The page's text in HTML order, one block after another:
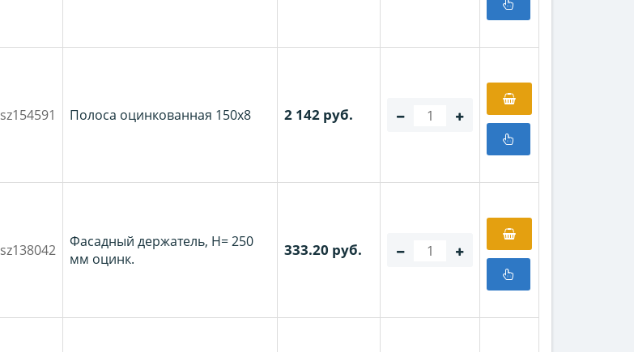
sz154591 Полоса оцинкованная 150х8 2 142 руб.
sz138042
Фасадный держатель, H= 250
мм оцинк.
333.20 руб.